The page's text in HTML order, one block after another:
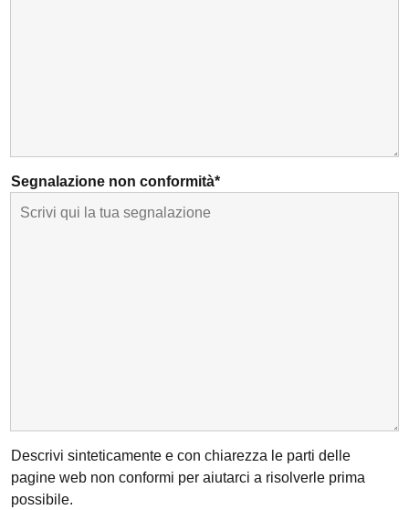
Segnalazione non conformità*
Descrivi sinteticamente e con chiarezza le parti delle
pagine web non conformi per aiutarci a risolverle prima
possibile.